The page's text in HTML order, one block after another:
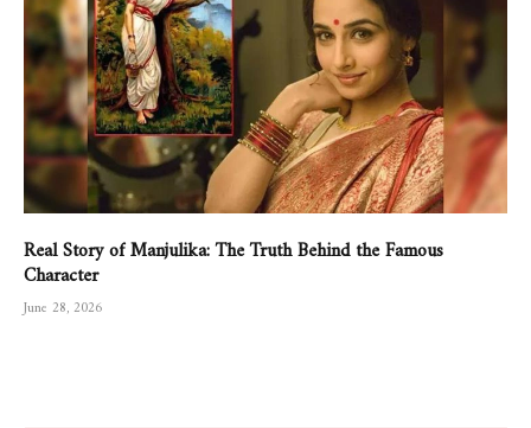
Real Story of Manjulika: The Truth Behind the Famous
Character
June 28, 2026